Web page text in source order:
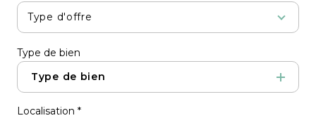
Type d'offre
Type de bien
Type de bien
Localisation *